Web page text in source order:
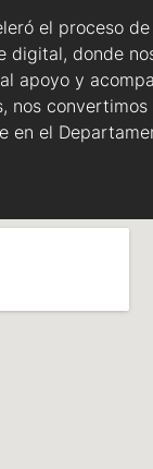
el proceso
digital, donde
apoyo y
nos
en el